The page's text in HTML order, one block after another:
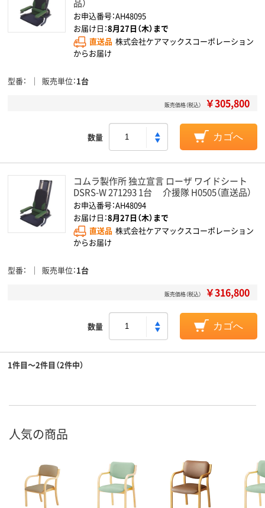
品）
お申込番号：AH48095
お届け日：8月27日（木）まで
直送品 株式会社ケアマックスコーポレーション
からお届け
型番 販売単位 1台
販売価格（税込） ￥305,800
数量 カゴへ
コムラ製作所 独立宣言 ローザ ワイドシート
DSRS-W 271293 1台 介援隊 H0505（直送品）
お申込番号：AH48094
お届け日：8月27日（木）まで
直送品 株式会社ケアマックスコーポレーション
からお届け
型番 販売単位 1台
販売価格（税込） ￥316,800
数量 カゴへ
1件目～2件目（2件中）
人気の商品